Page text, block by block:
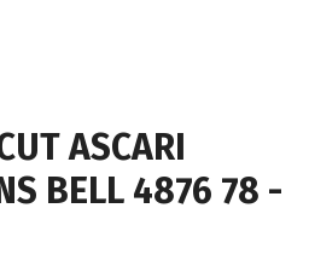
ASCARI
BELL 4876 78 -